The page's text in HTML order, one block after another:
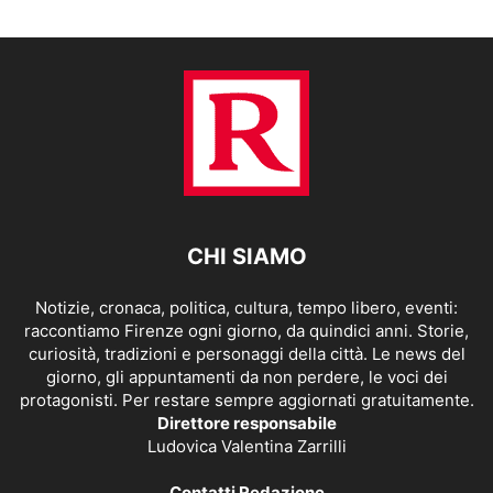
CHI SIAMO
Notizie, cronaca, politica, cultura, tempo libero, eventi:
raccontiamo Firenze ogni giorno, da quindici anni. Storie,
curiosità, tradizioni e personaggi della città. Le news del
giorno, gli appuntamenti da non perdere, le voci dei
protagonisti. Per restare sempre aggiornati gratuitamente.
Direttore responsabile
Ludovica Valentina Zarrilli